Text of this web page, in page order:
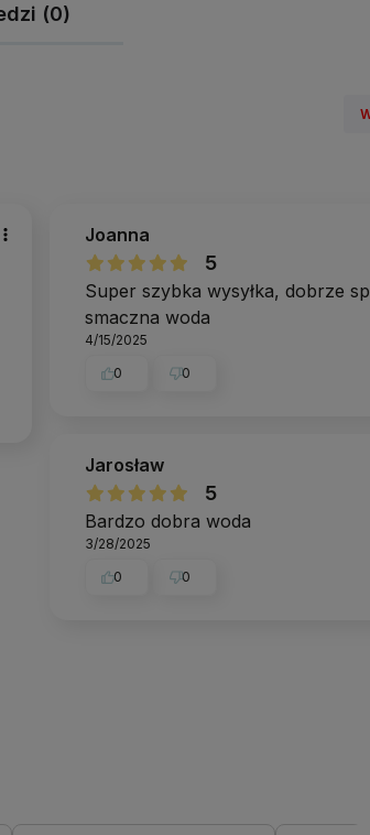
(0)
Joanna
5
Super szybka wysyłka, dobrze
smaczna woda
4/15/2025
0 0
Jarosław
5
Bardzo dobra woda
3/28/2025
0 0